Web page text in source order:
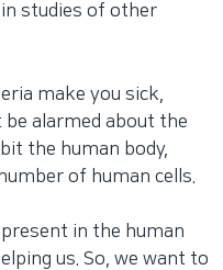
studies of other
make you sick,
be alarmed about the
the human body,
of human cells.
in the human
us. So, we want to